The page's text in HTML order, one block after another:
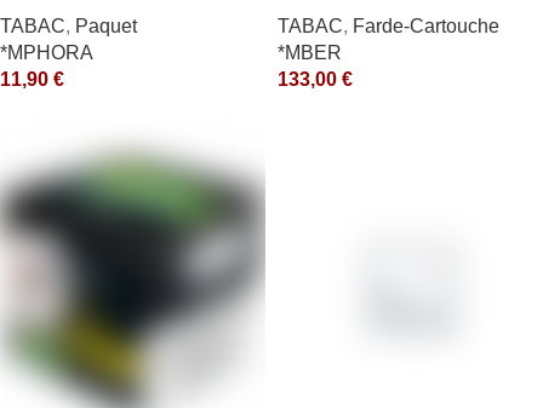
TABAC, Paquet
*MPHORA
11,90 €
TABAC, Farde-Cartouche
*MBER
133,00 €